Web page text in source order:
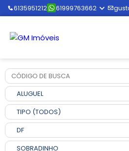
6135951212 61999763662